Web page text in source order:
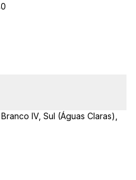
IV, Sul (Águas Claras),